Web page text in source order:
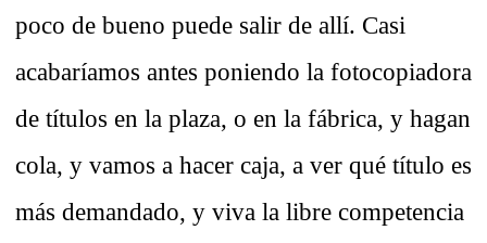
poco de bueno puede salir de allí. Casi
acabaríamos antes poniendo la fotocopiadora
de títulos en la plaza, o en la fábrica, y hagan
cola, y vamos a hacer caja, a ver qué título es
más demandado, y viva la libre competencia